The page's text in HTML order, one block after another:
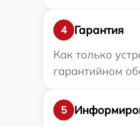
4
Гарантия
Как только
гарантийном
5